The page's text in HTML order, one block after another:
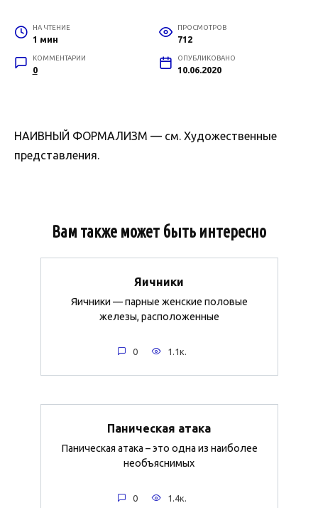
НА ЧТЕНИЕ
1 мин
ПРОСМОТРОВ
712
КОММЕНТАРИИ
0
ОПУБЛИКОВАНО
10.06.2020
НАИВНЫЙ ФОРМАЛИЗМ — см. Художественные
представления.
Вам также может быть интересно
Яичники
Яичники — парные женские половые
железы, расположенные
0 1.1к.
Паническая атака
Паническая атака – это одна из наиболее
необъяснимых
0 1.4к.